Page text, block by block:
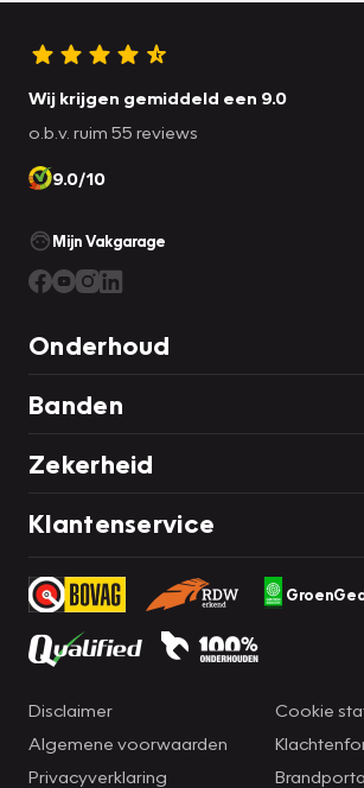
Wij krijgen gemiddeld een 9.0
o.b.v. ruim 55 reviews
9.0/10
Mijn Vakgarage
Onderhoud
Banden
Zekerheid
Klantenservice
Disclaimer
Algemene voorwaarden
Privacyverklaring
Cookie